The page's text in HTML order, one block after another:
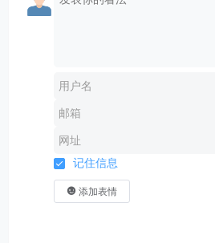
记住信息
添加表情